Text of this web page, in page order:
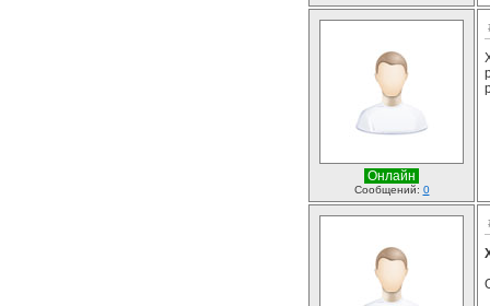
Онлайн
Сообщений: 0